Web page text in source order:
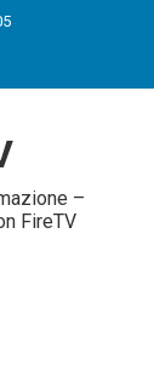
–
FireTV